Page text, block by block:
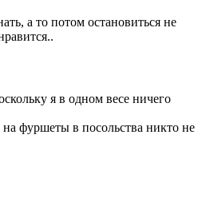
а то потом остановиться не
я в одном весе ничего
фуршеты в посольства никто не